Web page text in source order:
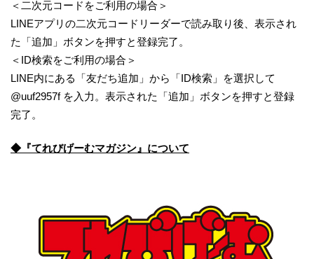
＜二次元コードをご利用の場合＞
LINEアプリの二次元コードリーダーで読み取り後、表示され
た「追加」ボタンを押すと登録完了。
＜ID検索をご利用の場合＞
LINE内にある「友だち追加」から「ID検索」を選択して
@uuf2957f を入力。表示された「追加」ボタンを押すと登録
完了。
◆『てれびげーむマガジン』について